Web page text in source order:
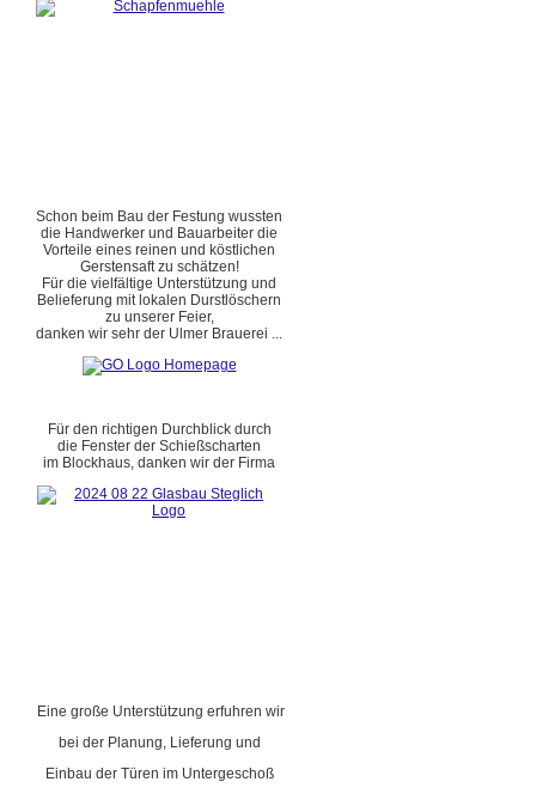
Schon beim Bau der Festung wussten
die Handwerker und Bauarbeiter die
Vorteile eines reinen und köstlichen
Gerstensaft zu schätzen!
Für die vielfältige Unterstützung und
Belieferung mit lokalen Durstlöschern
zu unserer Feier,
danken wir sehr der Ulmer Brauerei ...
Für den richtigen Durchblick durch
die Fenster der Schießscharten
im Blockhaus, danken wir der Firma
Eine große Unterstützung erfuhren wir
bei der Planung, Lieferung und
Einbau der Türen im Untergeschoß